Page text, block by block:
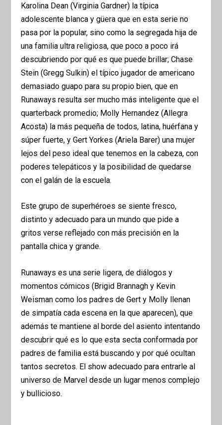
Karolina Dean (Virginia Gardner) la típica
adolescente blanca y güera que en esta serie no
pasa por la popular, sino como la segregada hija de
una familia ultra religiosa, que poco a poco irá
descubriendo por qué es que puede brillar; Chase
Stein (Gregg Sulkin) el típico jugador de americano
demasiado guapo para su propio bien, que en
Runaways resulta ser mucho más inteligente que el
quarterback promedio; Molly Hernandez (Allegra
Acosta) la más pequeña de todos, latina, huérfana y
súper fuerte, y Gert Yorkes (Ariela Barer) una mujer
lejos del peso ideal que tenemos en la cabeza, con
poderes telepáticos y la posibilidad de quedarse
con el galán de la escuela.
Este grupo de superhéroes se siente fresco,
distinto y adecuado para un mundo que pide a
gritos verse reflejado con más precisión en la
pantalla chica y grande.
Runaways es una serie ligera, de diálogos y
momentos cómicos (Brigid Brannagh y Kevin
Weisman como los padres de Gert y Molly llenan
de simpatía cada escena en la que aparecen), que
además te mantiene al borde del asiento intentando
descubrir qué es lo que esta secta conformada por
padres de familia está buscando y por qué ocultan
tantos secretos. El show adecuado para entrarle al
universo de Marvel desde un lugar menos complejo
y bullicioso.